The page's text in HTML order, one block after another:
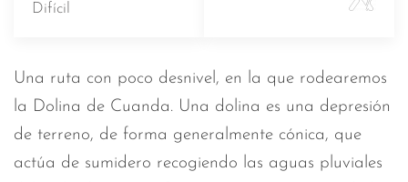
Difícil
Una ruta con poco desnivel, en la que rodearemos
la Dolina de Cuanda. Una dolina es una depresión
de terreno, de forma generalmente cónica, que
actúa de sumidero recogiendo las aguas pluviales